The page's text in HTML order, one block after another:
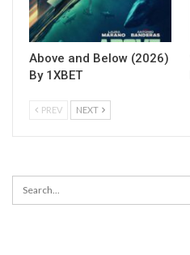
Above and Below (2026)
By 1XBET
PREV NEXT